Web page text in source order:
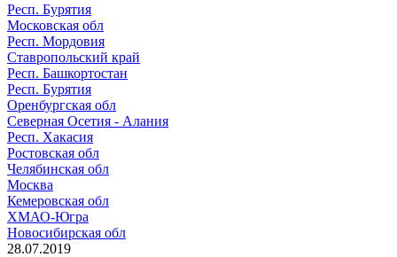
Респ. Бурятия
Московская обл
Респ. Мордовия
Ставропольский край
Респ. Башкортостан
Респ. Бурятия
Оренбургская обл
Северная Осетия - Алания
Респ. Хакасия
Ростовская обл
Челябинская обл
Москва
Кемеровская обл
ХМАО-Югра
Новосибирская обл
28.07.2019